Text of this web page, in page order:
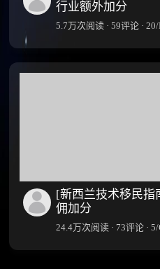
行业额外加分
5.7万次阅读 · 59评论 · 20/
[新西兰技术移民指
佣加分
24.4万次阅读 · 73评论 · 5/